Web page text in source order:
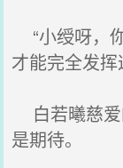
“小绶呀，
才能完全发挥
白若曦慈爱
是期待。